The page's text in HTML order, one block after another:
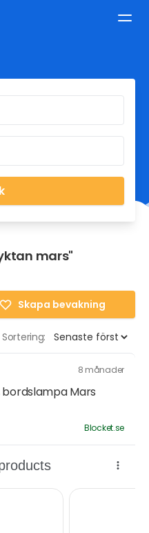
mars"
Skapa bevakning
Sortering:
8 månader
bordslampa Mars
Blocket.se